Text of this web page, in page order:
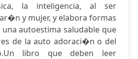
la inteligencia, al ser
y mujer, y elabora formas
autoestima saludable que
de la auto adoraci�n o del
libro que deben leer